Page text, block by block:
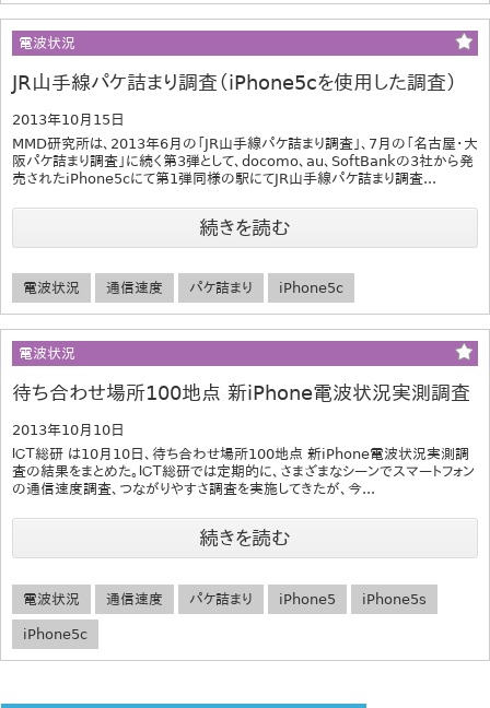
電波状況
JR山手線パケ詰まり調査（iPhone5cを使用した調査）
2013年10月15日
MMD研究所は、2013年6月の「JR山手線パケ詰まり調査」、7月の「名古屋・大
阪パケ詰まり調査」に続く第3弾として、docomo、au、SoftBankの3社から発
売されたiPhone5cにて第1弾同様の駅にてJR山手線パケ詰まり調査...
続きを読む
電波状況 通信速度 パケ詰まり iPhone5c
電波状況
待ち合わせ場所100地点 新iPhone電波状況実測調査
2013年10月10日
ＩＣＴ総研 は10月10日、待ち合わせ場所100地点 新iPhone電波状況実測調
査の結果をまとめた。ＩＣＴ総研では定期的に、さまざまなシーンでスマートフォン
の通信速度調査、つながりやすさ調査を実施してきたが、今...
続きを読む
電波状況 通信速度 パケ詰まり iPhone5 iPhone5s
iPhone5c